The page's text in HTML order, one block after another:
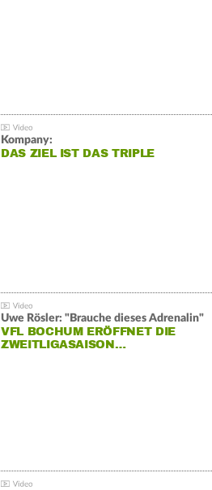
Kompany:
DAS ZIEL IST DAS TRIPLE
Uwe Rösler: "Brauche dieses Adrenalin"
VFL BOCHUM ERÖFFNET DIE
ZWEITLIGASAISON…